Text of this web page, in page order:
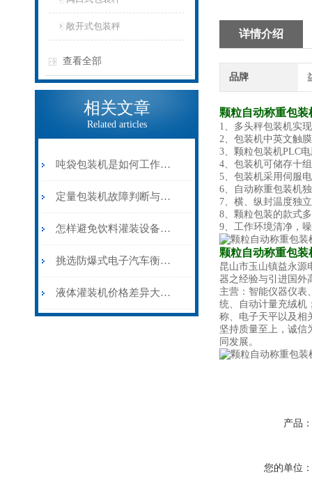
敞开式包装秤
查看全部
相关文章
Related articles
吨袋包装机是如何工作的？
定量包装机故障判断与处理
怎样避免饮料灌装设备影响饮料生产的性能？
挑选防爆式电子汽车衡的原则
液体灌装机价格差异大的原因在哪？
详情介绍
品牌
颗粒自动称重包
1、多头秤包装机实
2、包装机中英文触
3、颗粒包装机PLC
4、包装机可储存十
5、包装机采用伺服
6、自动称重包装机
7、横、纵封温度独
8、颗粒包装的款式
9、工作环境清净，
颗粒自动称重包
昆山市玉山镇益永源
器之经验与引进国外
主营：智能仪器仪表
统、自动计量充绒机
称、电子天平以及相
坚持质量至上，诚信
同发展。
产品：
您的单位：